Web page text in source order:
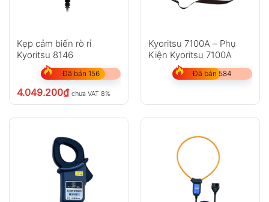
Kẹp cảm biến rò rỉ
Kyoritsu 8146
Đã bán 156
4.049.200₫ chưa VAT 8%
Kyoritsu 7100A – Phụ
Kiện Kyoritsu 7100A
Đã bán 584